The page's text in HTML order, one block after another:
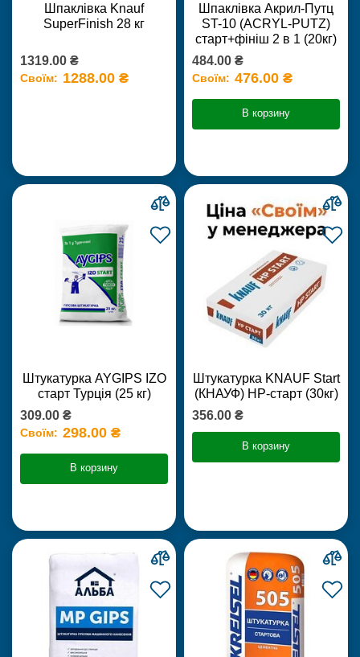
Шпаклівка Knauf
SuperFinish 28 кг
1319.00 ₴
Своїм: 1288.00 ₴
Шпаклівка Акрил-Путц
ST-10 (ACRYL-PUTZ)
старт+фініш 2 в 1 (20кг)
484.00 ₴
Своїм: 476.00 ₴
В корзину
Штукатурка AYGIPS IZO
старт Турція (25 кг)
309.00 ₴
Своїм: 298.00 ₴
В корзину
Штукатурка KNAUF Start
(КНАУФ) НР-старт (30кг)
356.00 ₴
В корзину